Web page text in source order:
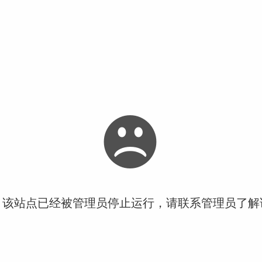
站点已经被管理员停止运行，请联系管理员了